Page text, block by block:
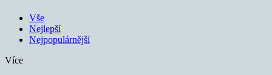
Vše
Nejlepší
Nejpopulárnější
Více